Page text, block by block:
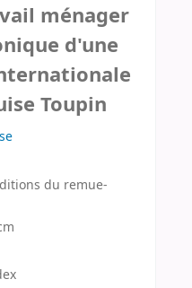
ménager
d'une
Toupin
du remue-